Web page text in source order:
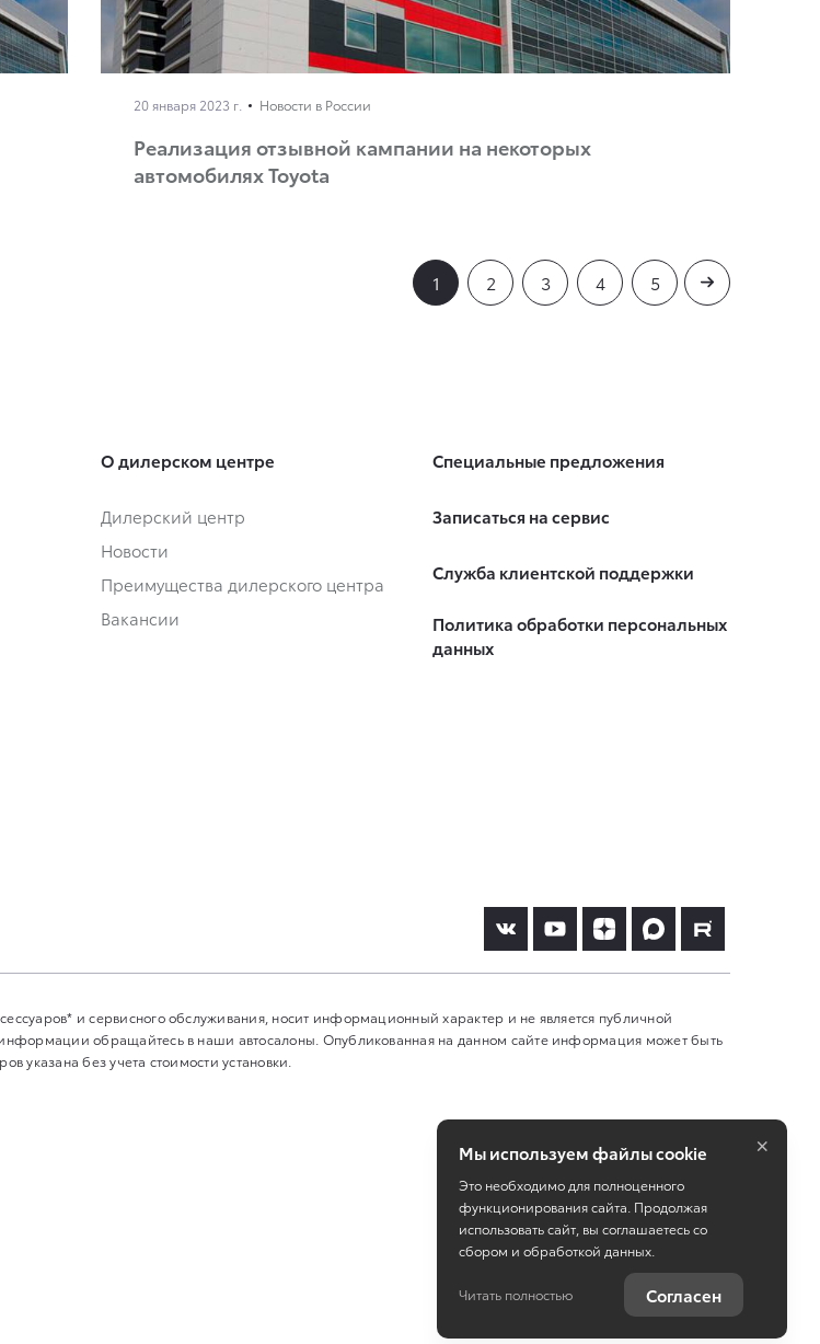
20 января 2023 г. Новости в России
Реализация отзывной кампании на некоторых
автомобилях Toyota
1 2 3 4 5
О дилерском центре
Дилерский центр
Новости
Преимущества дилерского центра
Вакансии
Специальные предложения
Записаться на сервис
Служба клиентской поддержки
Политика обработки персональных
данных
и сервисного обслуживания, носит информационный характер и не является публичной
обращайтесь в наши автосалоны. Опубликованная на данном сайте информация может быть
указана без учета стоимости установки.
Работает на технологиях
Мы используем файлы cookie
Это необходимо для полноценного
функционирования сайта. Продолжая
использовать сайт, вы соглашаетесь со
сбором и обработкой данных.
Читать полностью Согласен
×